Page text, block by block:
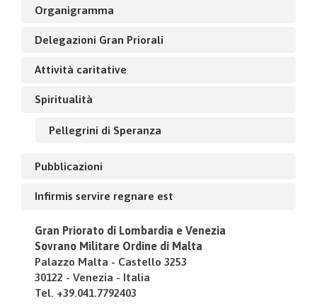
Organigramma
Delegazioni Gran Priorali
Attività caritative
Spiritualità
Pellegrini di Speranza
Pubblicazioni
Infirmis servire regnare est
Gran Priorato di Lombardia e Venezia
Sovrano Militare Ordine di Malta
Palazzo Malta - Castello 3253
30122 - Venezia - Italia
Tel. +39.041.7792403